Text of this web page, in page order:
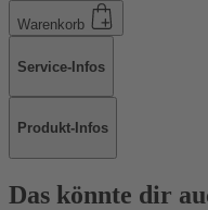
Warenkorb
Service-Infos
Produkt-Infos
Das könnte dir